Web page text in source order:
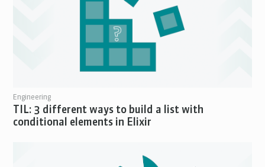
Engineering
TIL: 3 different ways to build a list with
conditional elements in Elixir